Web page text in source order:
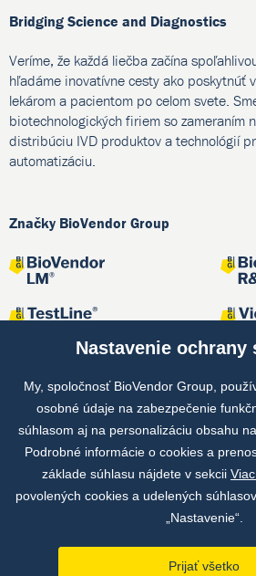
Bridging Science and Diagnostics
Veríme, že každá liečba začína
hľadáme inovatívne cesty ako poskytnúť
lekárom a pacientom po celom svete.
biotechnologických firiem so zameraním
distribúciu IVD produktov a technológií
automatizáciu.
Značky BioVendor Group
Spoločné projekty
Nastavenie ochrany
My, spoločnosť BioVendor Group,
osobné údaje na zabezpečenie
súhlasom aj na personalizáciu obsahu
Podrobné informácie o cookies a
základe súhlasu nájdete v sekcii
povolených cookies a udelených
„Nastavenie“.
Prijať všetko